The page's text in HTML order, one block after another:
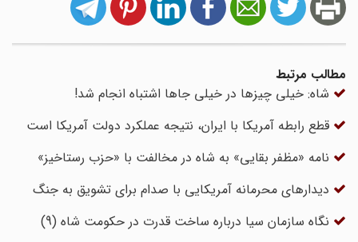
مطالب مرتبط
شاه: خیلی چیزها در خیلی جاها اشتباه انجام شد!
قطع رابطه آمریکا با ایران، نتیجه عملکرد دولت آمریکا است
نامه «مظفر بقایی» به شاه در مخالفت با «حزب رستاخیز»
دیدارهای محرمانه آمریکایی با صدام برای تشویق به جنگ
نگاه سازمان سیا درباره ساخت قدرت در حکومت شاه (9)